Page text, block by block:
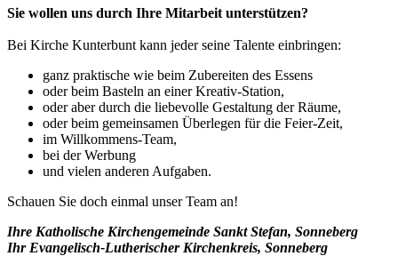
Sie wollen uns durch Ihre Mitarbeit unterstützen?
Bei Kirche Kunterbunt kann jeder seine Talente einbringen:
ganz praktische wie beim Zubereiten des Essens
oder beim Basteln an einer Kreativ-Station,
oder aber durch die liebevolle Gestaltung der Räume,
oder beim gemeinsamen Überlegen für die Feier-Zeit,
im Willkommens-Team,
bei der Werbung
und vielen anderen Aufgaben.
Schauen Sie doch einmal unser Team an!
Ihre Katholische Kirchengemeinde Sankt Stefan, Sonneberg
Ihr Evangelisch-Lutherischer Kirchenkreis, Sonneberg